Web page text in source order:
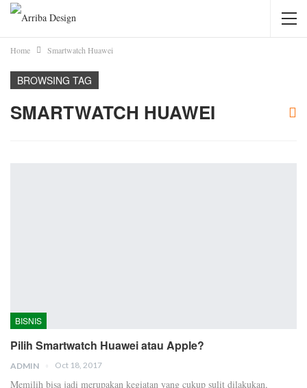
Home Smartwatch Huawei
BROWSING TAG
SMARTWATCH HUAWEI
BISNIS
Pilih Smartwatch Huawei atau Apple?
ADMIN Oct 18, 2017
Memilih bisa jadi merupakan kegiatan yang cukup sulit dilakukan,